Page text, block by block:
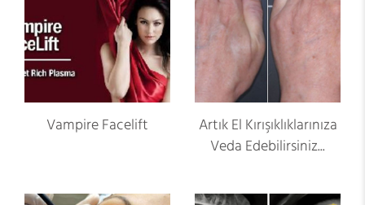
Vampire Facelift
Artık El Kırışıklıklarınıza
Veda Edebilirsiniz...